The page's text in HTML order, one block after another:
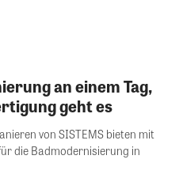
an einem Tag,
geht es
von SISTEMS bieten mit
die Badmodernisierung in